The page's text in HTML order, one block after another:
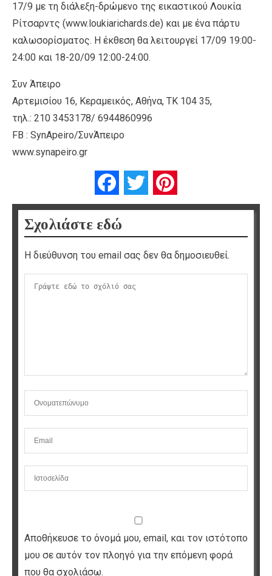
17/9 με τη διάλεξη-δρώμενο της εικαστικού Λουκία
Ρίτσαρντς (www.loukiarichards.de) και με ένα πάρτυ
καλωσορίσματος. Η έκθεση θα λειτουργεί 17/09 19:00-
24:00 και 18-20/09 12:00-24:00.
Συν Άπειρο
Αρτεμισίου 16, Κεραμεικός, Αθήνα, ΤΚ 104 35,
τηλ.: 210 3453178/ 6944860996
FB : SynApeiro/ΣυνΆπειρο
www.synapeiro.gr
FacebookTwitter
Σχολιάστε εδώ
Η διεύθυνση του email σας δεν θα δημοσιευθεί.
Αποθήκευσε το όνομά μου, email, και τον ιστότοπο
μου σε αυτόν τον πλοηγό για την επόμενη φορά
που θα σχολιάσω.